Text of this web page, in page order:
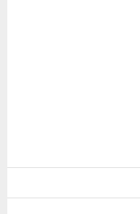
Navigation